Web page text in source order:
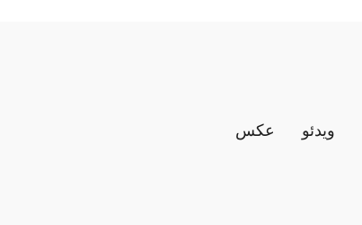
ویدئو عکس